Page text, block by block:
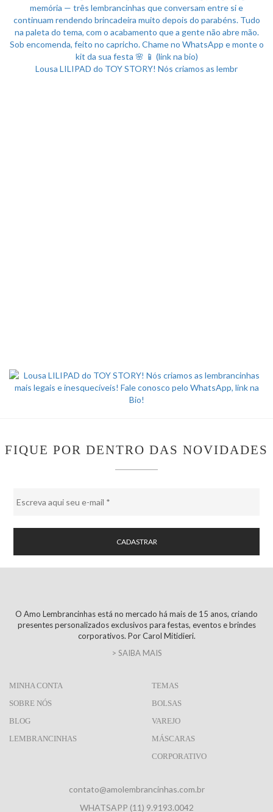
Lousa LILIPAD do TOY STORY! Nós criamos as lembr
FIQUE POR DENTRO DAS NOVIDADES
O Amo Lembrancinhas está no mercado há mais de 15 anos, criando
presentes personalizados exclusivos para festas, eventos e brindes
corporativos. Por Carol Mitidieri.
> SAIBA MAIS
MINHA CONTA
SOBRE NÓS
BLOG
LEMBRANCINHAS
TEMAS
BOLSAS
VAREJO
MÁSCARAS
CORPORATIVO
contato@amolembrancinhas.com.br
WHATSAPP (11) 9.9193.0042